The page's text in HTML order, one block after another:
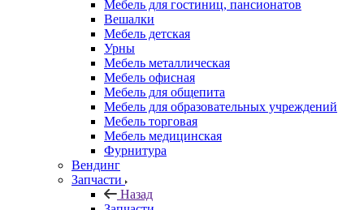
Мебель для гостиниц, пансионатов
Вешалки
Мебель детская
Урны
Мебель металлическая
Мебель офисная
Мебель для общепита
Мебель для образовательных учреждений
Мебель торговая
Мебель медицинская
Фурнитура
Вендинг
Запчасти
Назад